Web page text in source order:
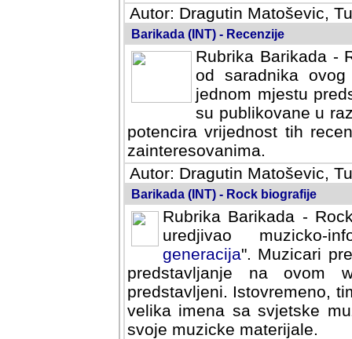
Autor: Dragutin Matoševic,
Barikada (INT) - Recenzije
Rubrika Barikada -
od saradnika
jednom mjestu
su publikovane u
potencira vrijednost tih
zainteresovanima.
Autor: Dragutin Matoševic,
Barikada (INT) - Rock biografije
Rubrika Barikada -
uredjivao muzicko-
Muzicari predstavljeni u
na ovom web portalu
Istovremeno, tim nacinom
sa svjetske muzicke scene
materijale.